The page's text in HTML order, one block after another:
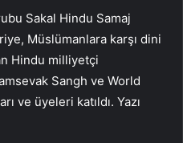
Sakal Hindu Samaj
Müslümanlara karşı dini
Hindu milliyetçi
Sangh ve World
ve üyeleri katıldı. Yazı